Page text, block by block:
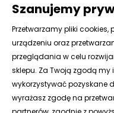
MOJE KONTO
Moje zamówienia
Moje adresy
Moje dane
Szanujemy
Przetwarzamy pliki
urządzeniu oraz
przeglądania w celu
sklepu. Za Twoją zgodą
wykorzystywać pozyskane
wyrażasz zgodę na